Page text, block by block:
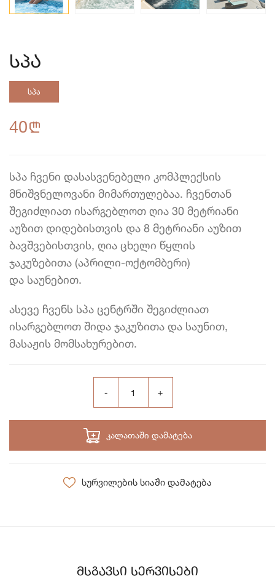
სპა
სპა
40n
სპა ჩვენი დასასვენებელი კომპლექსის
მნიშვნელოვანი მიმართულებაა. ჩვენთან
შეგიძლიათ ისარგებლოთ ღია 30 მეტრიანი
აუზით დიდებისთვის და 8 მეტრიანი აუზით
ბავშვებისთვის, ღია ცხელი წყლის
ჯაკუზებითა (აპრილი-ოქტომბერი)
და საუნებით.
ასევე ჩვენს სპა ცენტრში შეგიძლიათ
ისარგებლოთ შიდა ჯაკუზითა და საუნით,
მასაჟის მომსახურებით.
კალათაში დამატება
სურვილების სიაში დამატება
მსგავსი სერვისები